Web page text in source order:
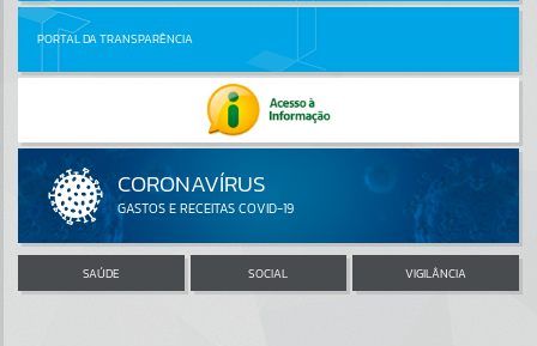
PORTAL DA TRANSPARÊNCIA
SAÚDE SOCIAL VIGILÂNCIA